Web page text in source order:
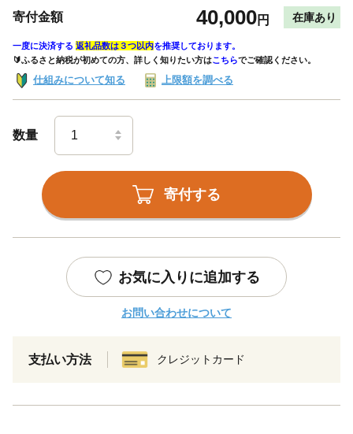
寄付金額 40,000円 在庫あり
一度に決済する 返礼品数は３つ以内を推奨しております。
🔰ふるさと納税が初めての方、詳しく知りたい方はこちらでご確認ください。
仕組みについて知る 上限額を調べる
数量
寄付する
お気に入りに追加する
お問い合わせについて
支払い方法 クレジットカード